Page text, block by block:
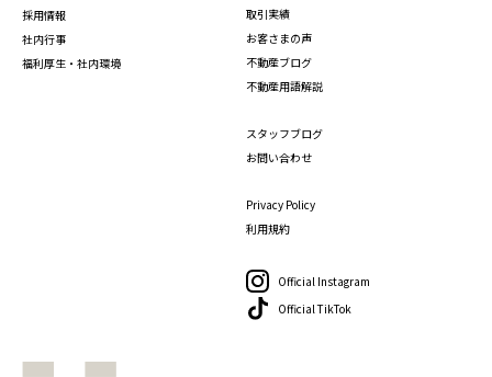
採用情報
社内行事
福利厚生・社内環境
取引実績
お客さまの声
不動産ブログ
不動産用語解説
スタッフブログ
お問い合わせ
Privacy Policy
利用規約
Official Instagram
Official TikTok